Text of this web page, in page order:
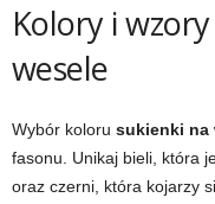
Kolory i
wesele
Wybór koloru sukienki na
fasonu. Unikaj bieli, która
oraz czerni, która kojarzy